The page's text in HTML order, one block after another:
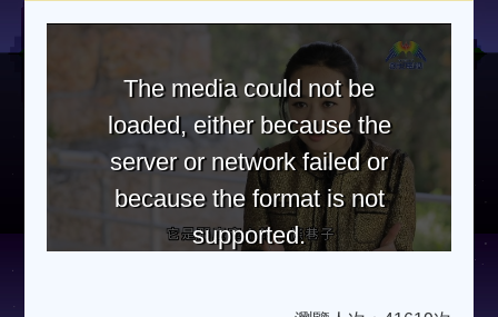
The media could not be
loaded, either because the
server or network failed or
because the format is not
supported.